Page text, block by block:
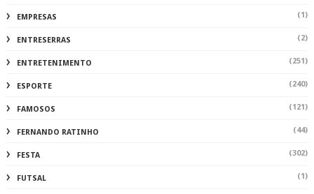
EMPRESAS (1)
ENTRESERRAS (2)
ENTRETENIMENTO (251)
ESPORTE (240)
FAMOSOS (121)
FERNANDO RATINHO (44)
FESTA (302)
FUTSAL (1)